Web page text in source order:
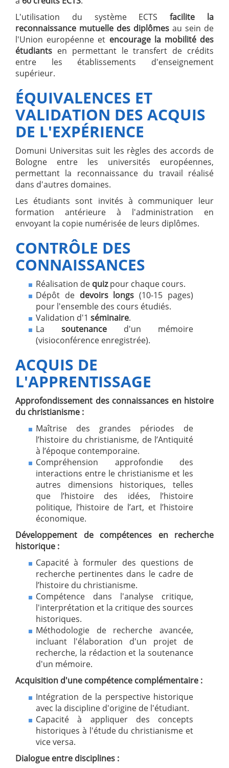
L'utilisation du système ECTSfacilite la
reconnaissance mutuelle des diplômes au sein de
l'Union européenne et encourage la mobilité des
étudiants en permettant le transfert de crédits
entre les établissements d'enseignement
supérieur.
ÉQUIVALENCES ET
VALIDATION DES ACQUIS
DE L'EXPÉRIENCE
Domuni Universitas suit les règles des accords de
Bologne entre les universités européennes,
permettant la reconnaissance du travail réalisé
dans d'autres domaines.
Les étudiants sont invités à communiquer leur
formation antérieure à l'administration en
envoyant la copie numérisée de leurs diplômes.
CONTRÔLE DES
CONNAISSANCES
Réalisation de quizpour chaque cours.
Dépôt dedevoirs longs (10-15 pages)
pour l'ensemble des cours étudiés.
Validation d'1 séminaire.
La soutenance d'un mémoire
(visioconférence enregistrée).
ACQUIS DE
L'APPRENTISSAGE
Approfondissement des connaissances en histoire
du christianisme :
Maîtrise des grandes périodes de
l’histoire du christianisme, de l’Antiquité
à l’époque contemporaine.
Compréhension approfondie des
interactions entre le christianisme et les
autres dimensions historiques, telles
que l’histoire des idées, l’histoire
politique, l’histoire de l’art, et l’histoire
économique.
Développement de compétences en recherche
historique :
Capacité à formuler des questions de
recherche pertinentes dans le cadre de
l’histoire du christianisme.
Compétence dans l'analyse critique,
l'interprétation et la critique des sources
historiques.
Méthodologie de recherche avancée,
incluant l'élaboration d'un projet de
recherche, la rédaction et la soutenance
d'un mémoire.
Acquisition d'une compétence complémentaire :
Intégration de la perspective historique
avec la discipline d'origine de l'étudiant.
Capacité à appliquer des concepts
historiques à l'étude du christianisme et
vice versa.
Dialogue entre disciplines :